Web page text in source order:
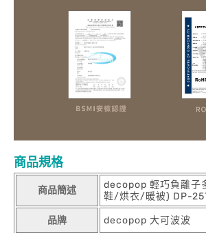
商品規格
商品簡述
decopop 輕巧負離子
鞋/烘衣/暖被) DP-
品牌 decopop 大可波波